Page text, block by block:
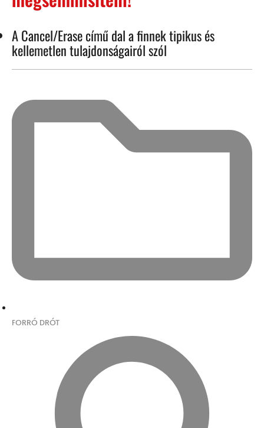
A Cancel/Erase című dal a finnek tipikus és
kellemetlen tulajdonságairól szól
FORRÓ DRÓT